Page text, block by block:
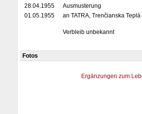
28.04.1955
Ausmusterung
01.05.1955
an TATRA, Trenčianska Teplá
Verbleib unbekannt
Fotos
Ergänzungen zum